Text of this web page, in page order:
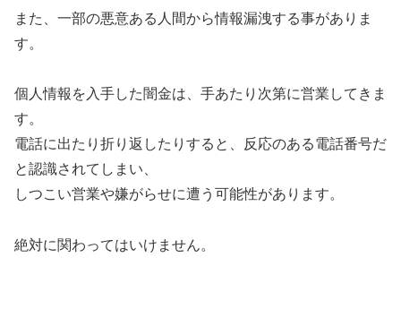
また、一部の悪意ある人間から情報漏洩する事がありま
す。
個人情報を入手した闇金は、手あたり次第に営業してきま
す。
電話に出たり折り返したりすると、反応のある電話番号だ
と認識されてしまい、
しつこい営業や嫌がらせに遭う可能性があります。
絶対に関わってはいけません。